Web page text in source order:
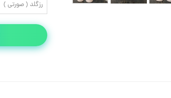
رزگلد ( صورتی )